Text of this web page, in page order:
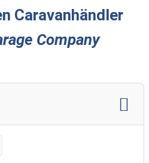
Caravanhändler
Company